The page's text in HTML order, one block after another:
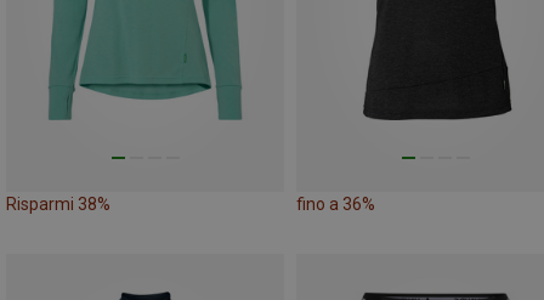
Risparmi 38% fino a 36%